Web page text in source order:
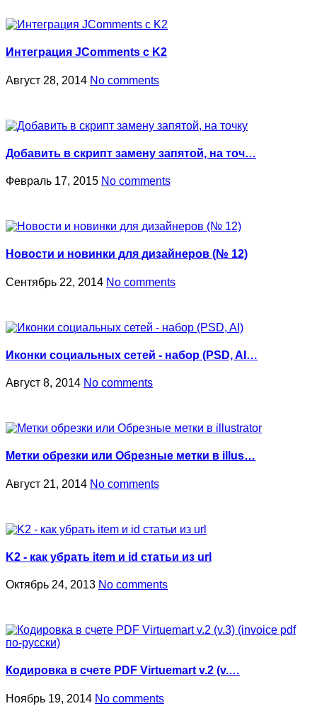
Интеграция JComments с K2
Август 28, 2014 No comments
Добавить в скрипт замену запятой, на точ…
Февраль 17, 2015 No comments
Новости и новинки для дизайнеров (№ 12)
Сентябрь 22, 2014 No comments
Иконки социальных сетей - набор (PSD, AI…
Август 8, 2014 No comments
Метки обрезки или Обрезные метки в illus…
Август 21, 2014 No comments
K2 - как убрать item и id статьи из url
Октябрь 24, 2013 No comments
Кодировка в счете PDF Virtuemart v.2 (v.…
Ноябрь 19, 2014 No comments